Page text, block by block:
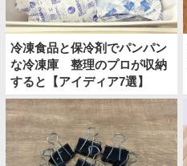
冷凍食品と保冷剤でパンパン
な冷凍庫 整理のプロが収納
すると【アイディア7選】